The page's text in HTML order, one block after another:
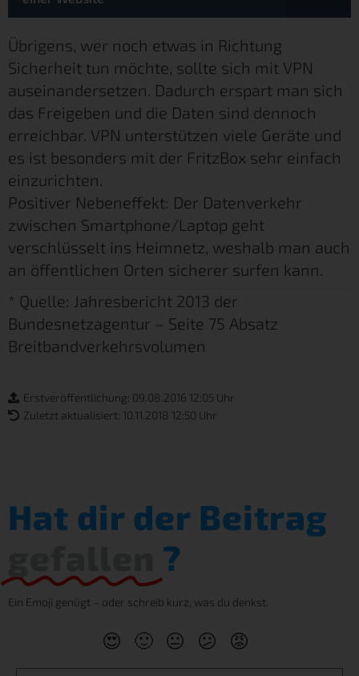
Übrigens, wer noch etwas in Richtung
Sicherheit tun möchte, sollte sich mit VPN
auseinandersetzen. Dadurch erspart man sich
das Freigeben und die Daten sind dennoch
erreichbar. VPN unterstützen viele Geräte und
es ist besonders mit der FritzBox sehr einfach
einzurichten.
Positiver Nebeneffekt: Der Datenverkehr
zwischen Smartphone/Laptop geht
verschlüsselt ins Heimnetz, weshalb man auch
an öffentlichen Orten sicherer surfen kann.
* Quelle: Jahresbericht 2013 der
Bundesnetzagentur – Seite 75 Absatz
Breitbandverkehrsvolumen
Erstveröffentlichung: 09.08.2016 12:05 Uhr
Zuletzt aktualisiert: 10.11.2018 12:50 Uhr
Hat dir der Beitrag
?
Ein Emoji genügt – oder schreib kurz, was du denkst.
😍 🙂 😐 😕 😡